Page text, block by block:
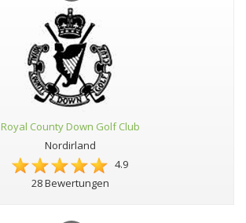
Royal County Down Golf Club
Nordirland
4.9
28 Bewertungen